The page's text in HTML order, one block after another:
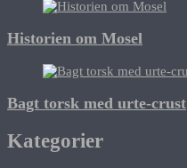
Historien om Mosel
Bagt torsk med urte-crust
Kategorier